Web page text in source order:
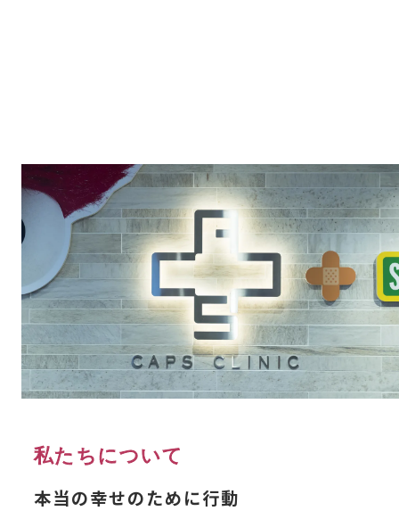
私たちについて
本当の幸せのために行動